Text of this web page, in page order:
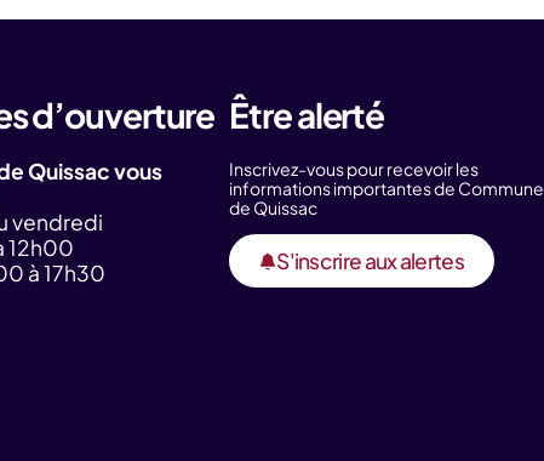
d’ouverture
Quissac vous
vendredi
12h00
à 17h30
Être alerté
Inscrivez-vous pour recevoir les
informations importantes de Commune
de Quissac
S'inscrire aux alertes